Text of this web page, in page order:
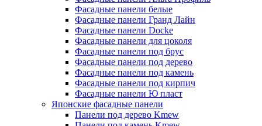
Фасадные панели белые
Фасадные панели Гранд Лайн
Фасадные панели Docke
Фасадные панели для цоколя
Фасадные панели под брус
Фасадные панели под дерево
Фасадные панели под камень
Фасадные панели под кирпич
Фасадные панели Ю пласт
Японские фасадные панели
Панели под дерево Kmew